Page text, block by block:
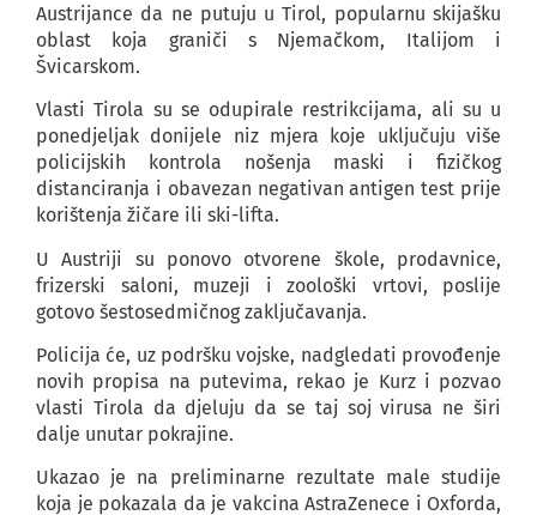
Austrijance da ne putuju u Tirol, popularnu skijašku
oblast koja graniči s Njemačkom, Italijom i
Švicarskom.
Vlasti Tirola su se odupirale restrikcijama, ali su u
ponedjeljak donijele niz mjera koje uključuju više
policijskih kontrola nošenja maski i fizičkog
distanciranja i obavezan negativan antigen test prije
korištenja žičare ili ski-lifta.
U Austriji su ponovo otvorene škole, prodavnice,
frizerski saloni, muzeji i zoološki vrtovi, poslije
gotovo šestosedmičnog zaključavanja.
Policija će, uz podršku vojske, nadgledati provođenje
novih propisa na putevima, rekao je Kurz i pozvao
vlasti Tirola da djeluju da se taj soj virusa ne širi
dalje unutar pokrajine.
Ukazao je na preliminarne rezultate male studije
koja je pokazala da je vakcina AstraZenece i Oxforda,